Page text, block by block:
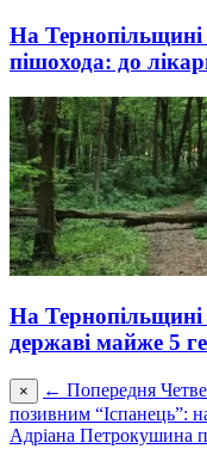
На Тернопільщині
пішохода: до
На Тернопільщині
державі майже 5
× ← Попередня
позивним “Іспанець”:
Адріана Петрокушина